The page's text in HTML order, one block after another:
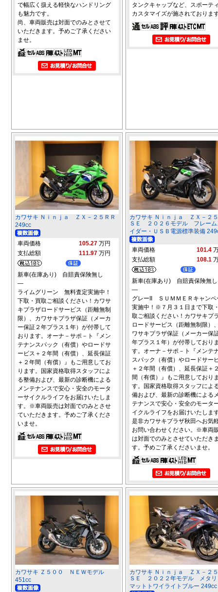
で幅広く扱える軽快なハンドリング
も魅力です。
尚、車両販売は対面でのみとさせて
いただきます。予めご了承ください
ませ。
タンクキャップなど、スポーテ
カスタマイズが施されておりま
カワサキ Ｎｉｎｊａ ＺＸ－２５ＲＲ
249cc
車両価格 105.27 万円
支払総額
111.97 万円
新車(在庫あり) 自賠責保険無し
―
ライムグリーン 無料査定実施中！
下取・買取ご相談ください！カワサ
キプラザロードサービス（距離無制
限）、カワサキプラザ保証（メーカ
ー保証２年プラス１年）が付帯して
おります。オーナ－サポ－ト『メン
テナンスパック（有償）やロードサ
ービス＋２年間（有償）、延長保証
＋２年間（有償）』もご用意してお
ります。国家資格取得スタッフによ
る整備および、最新の診断機による
メンテナンスで安心・安全のモータ
ーサイクルライフをお届けいたしま
す。※車両販売は対面でのみとさせ
ていただきます。予めご了承くださ
いませ。
カワサキ Ｎｉｎｊａ ＺＸ－
ＳＥ ２０２６モデル フレーム
イダー・ＵＳＢ電源標準装備
車両価格 101.4
支払総額
108.1
新車(在庫あり) 自賠責保険無し
―
グレーII ＳＵＭＭＥＲキャンペ
実施中！※７月３１日まで下取
取ご相談ください！カワサキプ
ロードサービス（距離無制限）
ワサキプラザ保証（メーカー保
年プラス１年）が付帯しており
す。オーナ－サポ－ト『メンテ
スパック（有償）やロードサー
＋２年間（有償）、延長保証＋
間（有償）』もご用意しており
す。国家資格取得スタッフによ
備および、最新の診断機による
テナンスで安心・安全のモータ
イクルライフをお届けいたしま
是非カワサキプラザ秋田へお気
お問い合わせください。※車両
は対面でのみとさせていただき
す。予めご了承くださいませ。
カワサキ Ｚ５００ ＮＥＷモデル
451cc
カワサキ Ｎｉｎｊａ ＺＸ－
ＳＥ ２０２２年モデル メタリ
マットトワイライトブルー 249cc